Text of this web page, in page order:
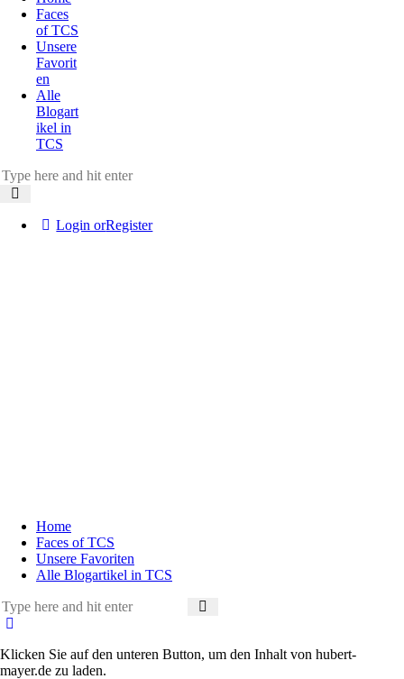
Faces
of TCS
Unsere
Favorit
en
Alle
Blogart
ikel in
TCS
Login orRegister
Home
Faces of TCS
Unsere Favoriten
Alle Blogartikel in TCS
Klicken Sie auf den unteren Button, um den Inhalt von hubert-
mayer.de zu laden.